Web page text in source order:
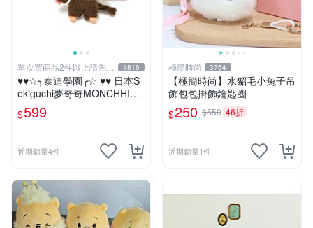
單次買商品2件以上請先詢
問運費
1816
♥♥☆╮泰迪學園╭☆ ♥♥ 日本S
ekiguchi夢奇奇MONCHHICH
I【mini女孩】吊飾(另售男孩)
$599
近期銷量4件
極簡時尚 3764
【極簡時尚】水貂毛小兔子吊
飾包包掛飾鑰匙圈
$250 $550 46折
近期銷量1件